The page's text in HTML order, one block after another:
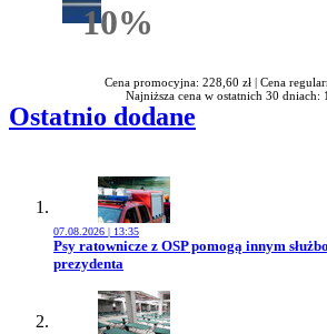
10%Rabatu
Cena promocyjna: 228,60 zł | Cena
Najniższa cena w ostatnich 30 dniach:
Ostatnio dodane
07.08.2026 | 13:35
Przejdź do artykułu:
Psy ratownicze z OSP pomogą innym
prezydenta